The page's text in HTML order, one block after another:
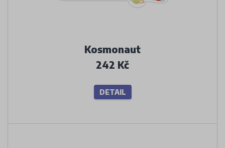
Kosmonaut
242 Kč
DETAIL